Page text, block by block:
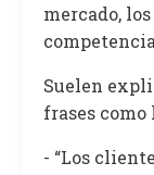
mercado,
Suelen
frases
- “Los